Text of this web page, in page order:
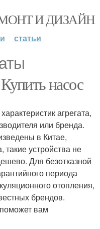
И ДИЗАЙН
статьи
насос
агрегата,
или бренда.
в Китае,
такие устройства не
Для безотказной
периода
отопления,
брендов.
вам